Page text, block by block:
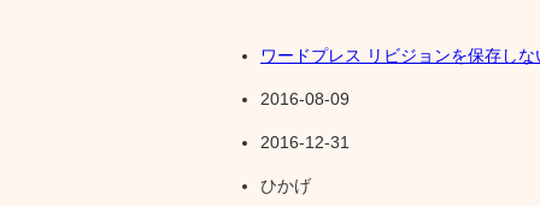
ワードプレス リビジョンを保存しな
2016-08-09
2016-12-31
ひかげ